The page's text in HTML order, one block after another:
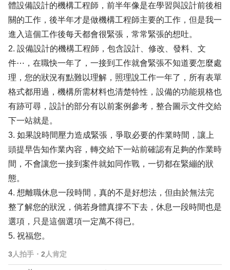
體設備設計的機構工程師，前半年像是在學習與設計前後相
關的工作，後半年才是做機構工程師主要的工作，但是我一
進入這個工作後每天都會很緊張，常常緊張的想吐。
2. 設備設計的機構工程師，包含設計、修改、發料、文
件⋯，在職快一年了，一接到工作就會緊張不知道要怎麼處
理，您的狀況有點難以理解，照理說工作一年了，所有表單
格式都用過，機構所需材料也清楚特性，設備的功能規格也
有跡可尋，設計的部分有以前案例參考，整合圖示文件交給
下一站就是。
3. 如果說時間壓力造成緊張，爭取必要的作業時間，讓上
頭提早告知作業內容，轉交給下一站前確認有足夠的作業時
間，不會讓您一接到案件就如同作戰，一切都在緊繃的狀
態。
4. 想離職休息一段時間，真的不是好想法，但由於無法完
整了解您的狀況，倘若身體真撐不下去，休息一段時間也是
選項，只是這個選項一定萬不得已。
5. 祝福您。
3人拍手 ・ 2 人肯定